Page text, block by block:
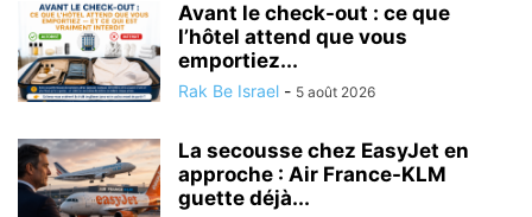
Avant le check-out : ce que
l’hôtel attend que vous
emportiez...
Rak Be Israel - 5 août 2026
La secousse chez EasyJet en
approche : Air France-KLM
guette déjà...